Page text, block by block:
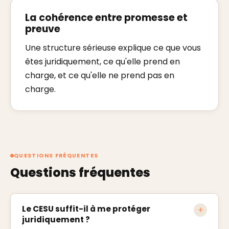
La cohérence entre promesse et
preuve
Une structure sérieuse explique ce que vous
êtes juridiquement, ce qu'elle prend en
charge, et ce qu'elle ne prend pas en
charge.
QUESTIONS FRÉQUENTES
Questions fréquentes
Le CESU suffit-il à me protéger
juridiquement ?
+